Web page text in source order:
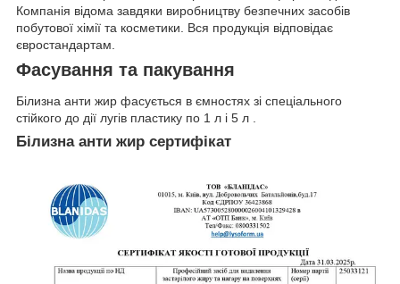
Компанія відома завдяки виробництву безпечних засобів
побутової хімії та косметики. Вся продукція відповідає
євростандартам.
Фасування та пакування
Білизна анти жир фасується в ємностях зі спеціального
стійкого до дії лугів пластику по 1 л і 5 л .
Білизна анти жир сертифікат